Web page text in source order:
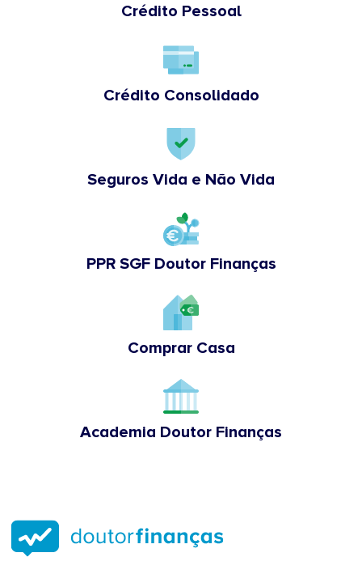
Crédito Pessoal
Crédito Consolidado
Seguros Vida e Não Vida
PPR SGF Doutor Finanças
Comprar Casa
Academia Doutor Finanças